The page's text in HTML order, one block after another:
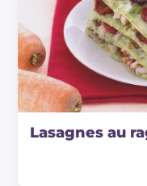
Lasagnes au